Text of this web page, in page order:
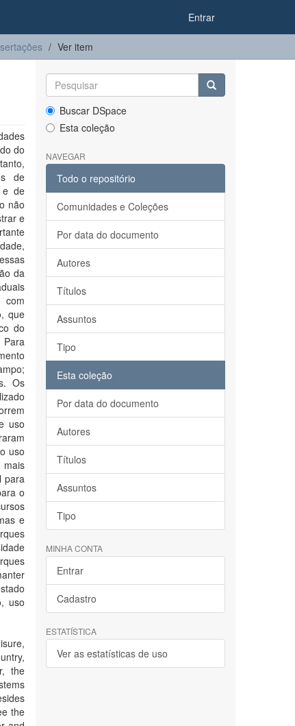
Entrar
Ver item
do
de
e de
não
e
da
com
que
do
Os
uso
uso
mais
para
o
e
uso
the
the
Buscar DSpace
Esta coleção
NAVEGAR
Todo o repositório
Comunidades e Coleções
Por data do documento
Autores
Títulos
Assuntos
Tipo
Esta coleção
Por data do documento
Autores
Títulos
Assuntos
Tipo
MINHA CONTA
Entrar
Cadastro
ESTATÍSTICA
Ver as estatísticas de uso